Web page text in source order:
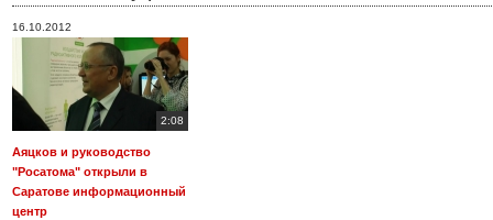
16.10.2012
2:08
Аяцков и руководство
"Росатома" открыли в
Саратове информационный
центр